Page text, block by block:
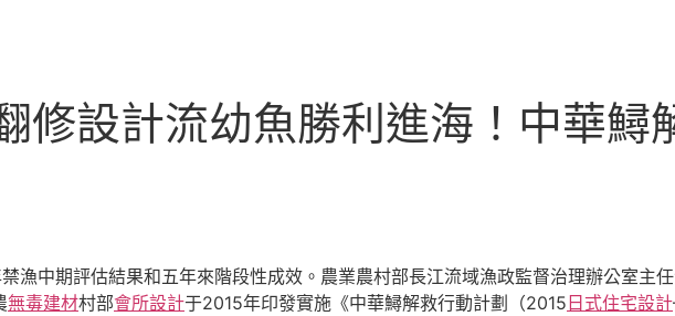
修設計流幼魚勝利進海！中華鱘
漁中期評估結果和五年來階段性成效。農業農村部長江流域漁政監督治理辦公室主
無毒建材村部會所設計于2015年印發實施《中華鱘解救行動計劃（2015 日式住宅設計